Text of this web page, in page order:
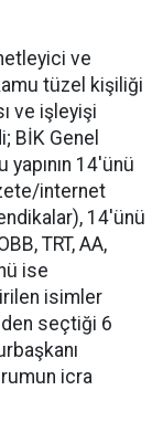
ve
tüzel kişiliği
ve işleyişi
BİK Genel
14'ünü
internet
14'ünü
TRT, AA,
ise
isimler
seçtiği 6
icra